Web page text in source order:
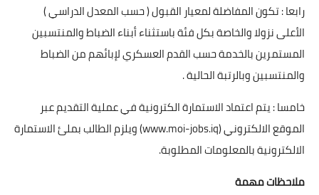
رابعا : تكون المفاضلة لمعيار القبول ( حسب المعدل الدراسي )
الأعلى نزولا والخاصة بكل فئة باستثناء أبناء الضباط والمنتسبين
المستمرين بالخدمة حسب القدم العسكري لإبائهم من الضباط
والمنتسبين وبالرتبة الحالية .
خامسا : يتم اعتماد الاستمارة الكترونية في عملية التقديم عبر
الموقع الالكتروني (www.moi-jobs.iq) ويلزم الطالب بملئ الاستمارة
الالكترونية بالمعلومات المطلوبة.
ملاحظات مهمة